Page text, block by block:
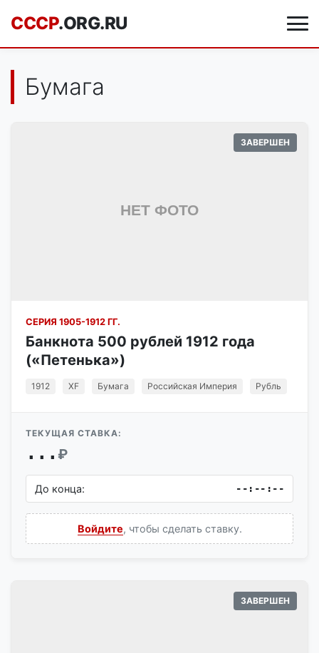
CCCP.ORG.RU
Бумага
ЗАВЕРШЕН
СЕРИЯ 1905-1912 ГГ.
Банкнота 500 рублей 1912 года
(«Петенька»)
1912 XF Бумага Российская Империя Рубль
ТЕКУЩАЯ СТАВКА:
... ₽
До конца: --:--:--
Войдите, чтобы сделать ставку.
ЗАВЕРШЕН